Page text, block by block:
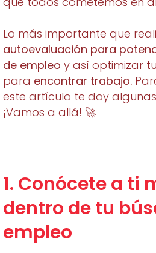
Lo más importante que
autoevaluación para
de empleo y así optimizar
para encontrar trabajo.
este artículo te doy
¡Vamos a allá! 🚀
1. Conócete a ti
dentro de tu
empleo